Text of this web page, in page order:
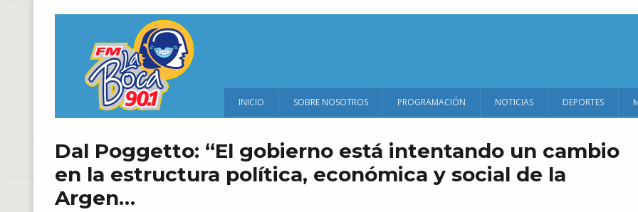
INICIO SOBRE NOSOTROS PROGRAMACIÓN NOTICIAS DEPORTES
Dal Poggetto: “El gobierno está intentando un cambio
en la estructura política, económica y social de la
Argen…